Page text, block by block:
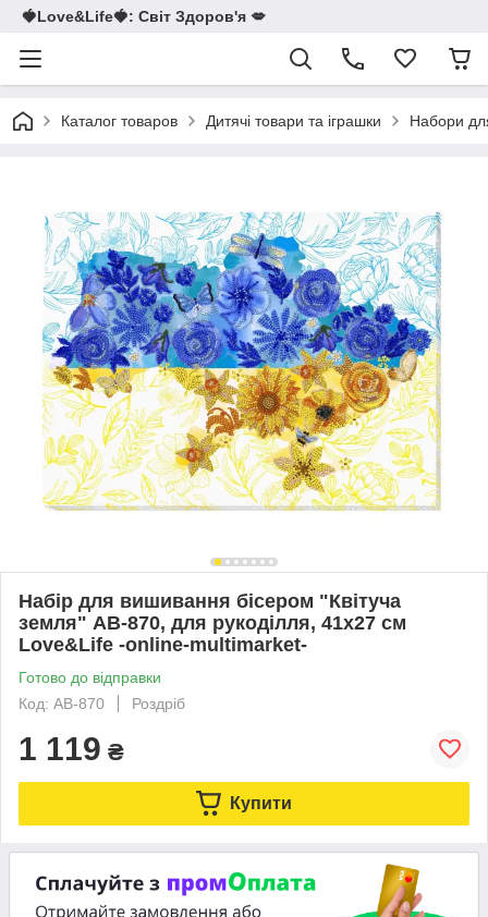
🍓Love&Life🍓: Світ Здоров'я 💋
Каталог товаров Дитячі товари та іграшки Набори
Набір для вишивання бісером "Квітуча
земля" AB-870, для рукоділля, 41х27 см
Love&Life -online-multimarket-
Готово до відправки
Код: AB-870
Роздріб
1 119 ₴
Купити